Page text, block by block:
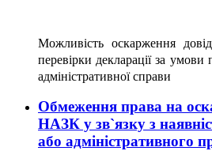
Можливість оскарження
перевірки декларації за
адміністративної справи
Обмеження права на
НАЗК у зв`язку з
або адміністративного